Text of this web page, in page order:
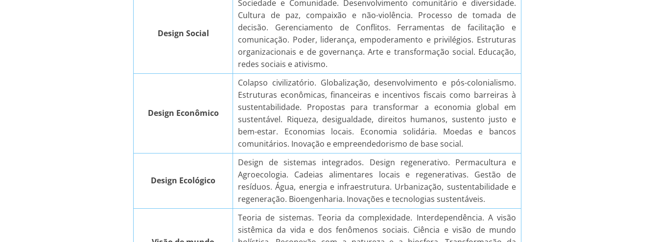
Design Social
Sociedade e Comunidade. Desenvolvimento comunitário e diversidade.
Cultura de paz, compaixão e não-violência. Processo de tomada de
decisão. Gerenciamento de Conflitos. Ferramentas de facilitação e
comunicação. Poder, liderança, empoderamento e privilégios. Estruturas
organizacionais e de governança. Arte e transformação social. Educação,
redes sociais e ativismo.
Design Econômico
Colapso civilizatório. Globalização, desenvolvimento e pós-colonialismo.
Estruturas econômicas, financeiras e incentivos fiscais como barreiras à
sustentabilidade. Propostas para transformar a economia global em
sustentável. Riqueza, desigualdade, direitos humanos, sustento justo e
bem-estar. Economias locais. Economia solidária. Moedas e bancos
comunitários. Inovação e empreendedorismo de base social.
Design Ecológico
Design de sistemas integrados. Design regenerativo. Permacultura e
Agroecologia. Cadeias alimentares locais e regenerativas. Gestão de
resíduos. Água, energia e infraestrutura. Urbanização, sustentabilidade e
regeneração. Bioengenharia. Inovações e tecnologias sustentáveis.
Teoria de sistemas. Teoria da complexidade. Interdependência. A visão
sistêmica da vida e dos fenômenos sociais. Ciência e visão de mundo